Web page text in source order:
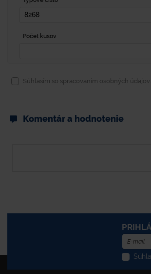
Počet kusov
Súhlasím so spracovaním osobných údajov.
Komentár a hodnotenie